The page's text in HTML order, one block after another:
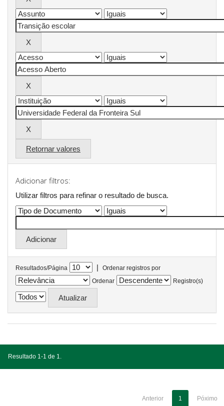
Retornar valores
Adicionar filtros:
Utilizar filtros para refinar o resultado de busca.
Resultados/Página |
Ordenar registros por
Ordenar
Registro(s)
Resultado 1-1 de 1.
Anterior 1 Póximo